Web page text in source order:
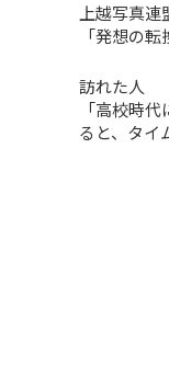
上越写真連
「発想の
訪れた人
「高校時
ると、タイ